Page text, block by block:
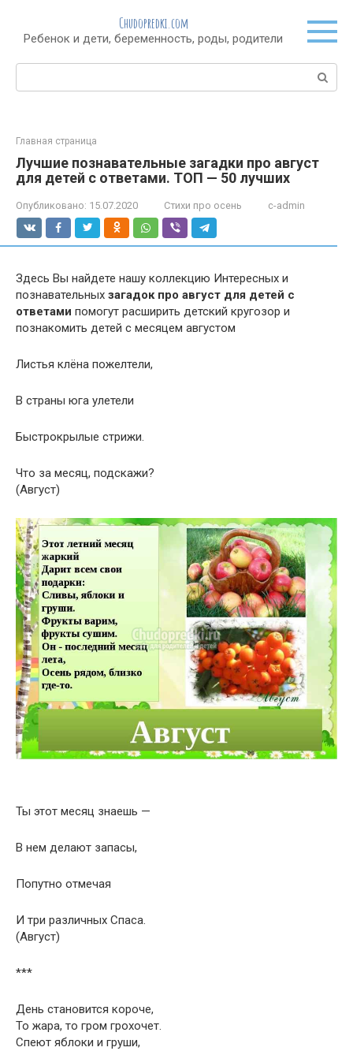
контенту
Chudopredki.com
Ребенок и дети, беременность, роды, родители
Поиск:
Главная страница
Лучшие познавательные загадки про август
для детей с ответами. ТОП — 50 лучших
Опубликовано: 15.07.2020 Стихи про осень c-admin
Здесь Вы найдете нашу коллекцию Интересных и
познавательных загадок про август для детей с
ответами помогут расширить детский кругозор и
познакомить детей с месяцем августом
Листья клёна пожелтели,
В страны юга улетели
Быстрокрылые стрижи.
Что за месяц, подскажи?
(Август)
Ты этот месяц знаешь —
В нем делают запасы,
Попутно отмечая
И три различных Спаса.
(Август)
***
День становится короче,
То жара, то гром грохочет.
Спеют яблоки и груши,